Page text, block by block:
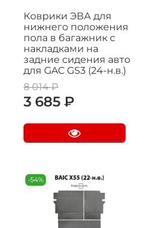
Коврики ЭВА для
нижнего положения
пола в багажник с
накладками на
задние сидения авто
для GAC GS3 (24-н.в.)
8 014 ₽
3 685 ₽
-54%